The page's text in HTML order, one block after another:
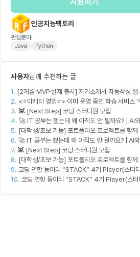
인공지능팩토리
관심분야
Java Python
사용자님께 추천하는 글
1. [2개월 MVP·실제 출시] 자기소개서 자동작성 웹
디자이너·프론트엔드·백엔드·AI 엔지니어 모집
2. <⭐마케터 영입⭐> 이미 운영 중인 학습 서비스 '
함께 키워갈 마케터를 찾습니다
3. 👾 [Next Step] 코딩 스터디원 모집
4. 🚀 IT 공부는 했는데 왜 아직도 안 될까요? | AI와 함께
실무 중심 IT 모임 🤖
5. [대학생/초보 가능] 포트폴리오 프로젝트를 함께
터디원을 모집합니다
6. 🚀 IT 공부는 했는데 왜 아직도 안 될까요? | AI와 함께
실무 중심 IT 모임 🤖
7. 👾 [Next Step] 코딩 스터디원 모집
8. [대학생/초보 가능] 포트폴리오 프로젝트를 함께
터디원을 모집합니다
9. 코딩 연합 동아리 “STACK” 4기 Player(스터
집
10. 코딩 연합 동아리 “STACK” 4기 Player(스터